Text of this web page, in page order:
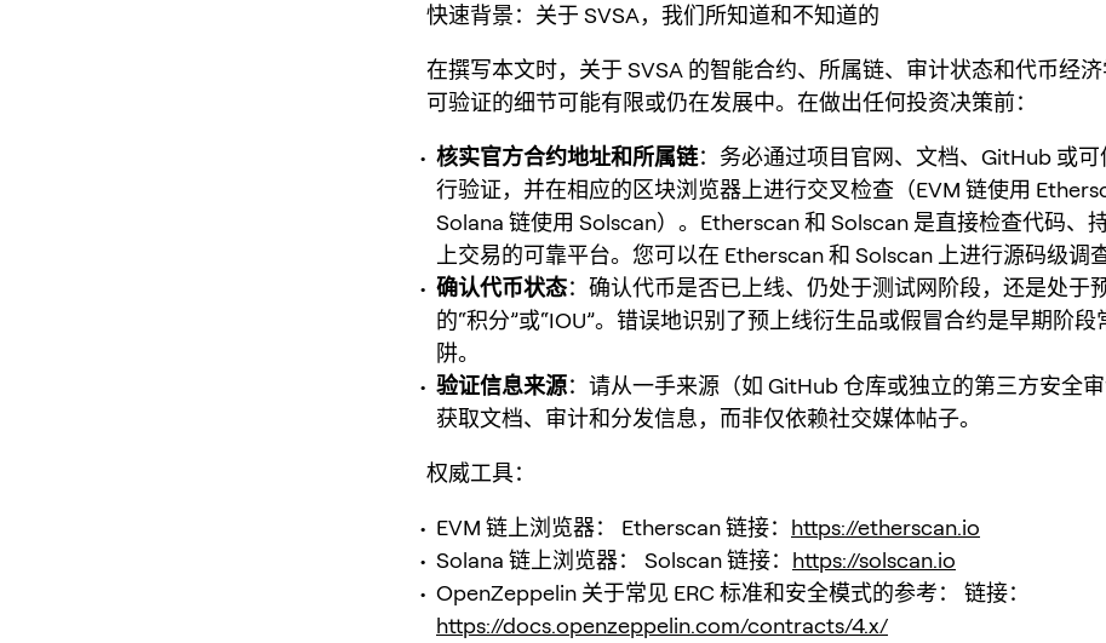
快速背景：关于 SVSA，我们所知道和不知道的
在撰写本文时，关于 SVSA 的智能合约、所属链、审计状态和代币经
可验证的细节可能有限或仍在发展中。在做出任何投资决策前：
核实官方合约地址和所属链：务必通过项目官网、文档、GitHub 或可
行验证，并在相应的区块浏览器上进行交叉检查（EVM 链使用
Solana 链使用 Solscan）。Etherscan 和 Solscan 是直接检查代码、
上交易的可靠平台。您可以在 Etherscan 和 Solscan 上进行源码级调查
确认代币状态：确认代币是否已上线、仍处于测试网阶段，还是处于
的“积分”或“IOU”。错误地识别了预上线衍生品或假冒合约是早期阶段
阱。
验证信息来源：请从一手来源（如 GitHub 仓库或独立的第三方安全审
获取文档、审计和分发信息，而非仅依赖社交媒体帖子。
权威工具：
EVM 链上浏览器： Etherscan 链接： https://etherscan.io
Solana 链上浏览器： Solscan 链接： https://solscan.io
OpenZeppelin 关于常见 ERC 标准和安全模式的参考： 链接：
https://docs.openzeppelin.com/contracts/4.x/